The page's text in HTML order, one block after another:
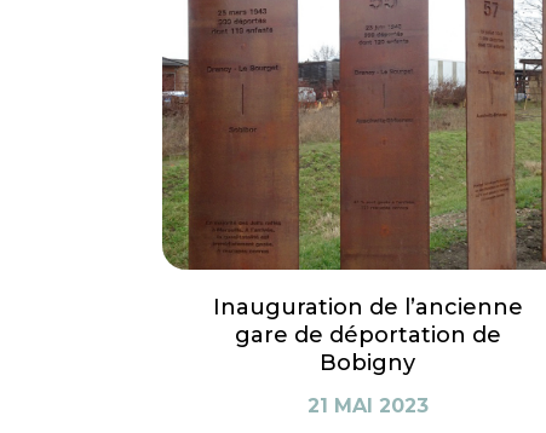
Inauguration de l’ancienne
gare de déportation de
Bobigny
21 MAI 2023